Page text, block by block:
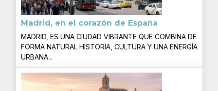
Madrid, en el corazón de España
MADRID, ES UNA CIUDAD VIBRANTE QUE COMBINA DE
FORMA NATURAL HISTORIA, CULTURA Y UNA ENERGÍA
URBANA...